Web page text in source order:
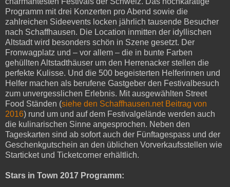
Programm mit drei Konzerten pro Abend sowie die
zahlreichen Sideevents locken jährlich tausende Besucher
nach Schaffhausen. Die Location inmitten der idyllischen
Altstadt wird besonders schön in Szene gesetzt. Der
Fronwagplatz und – vor allem – die in bunte Farben
gehüllten Altstadthäuser um den Herrenacker stellen die
perfekte Kulisse. Und die 500 begeisterten Helferinnen und
Helfer machen als berufene Gastgeber den Festivalbesuch
zum unvergesslichen Erlebnis. Mit ausgewählten Street
Food Ständen (siehe den Schaffhausen.net Beitrag von
2016) rund um und auf dem Festivalgelände werden auch
die kulinarischen Sinne angesprochen. Neben den
Tageskarten sind ab sofort auch der Fünftagespass und der
Geschenkgutschein an den üblichen Vorverkaufsstellen wie
Starticket und Ticketcorner erhältlich.
Stars in Town 2017 Programm: